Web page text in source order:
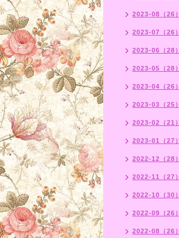
2023-08（26）
2023-07（26）
2023-06（28）
2023-05（28）
2023-04（26）
2023-03（25）
2023-02（21）
2023-01（27）
2022-12（28）
2022-11（27）
2022-10（30）
2022-09（26）
2022-08（26）